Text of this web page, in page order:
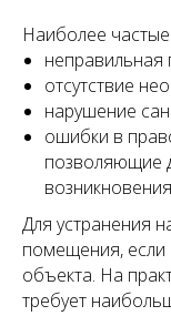
Наиболее
отсутствие
нарушение
ошибки в
позволяющие
Для устранения
помещения,
объекта. На
требует